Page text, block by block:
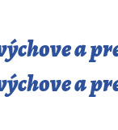
a
a